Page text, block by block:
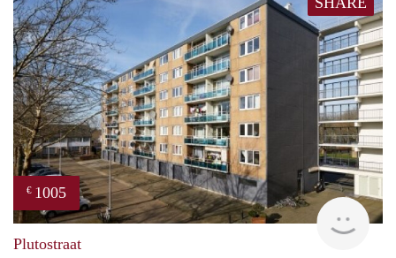
€ 1005
Plutostraat